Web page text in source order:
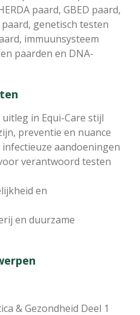
paard, GBED paard,
paard, genetisch testen
immuunsysteem
paarden en DNA-
in Equi-Care stijl
preventie en nuance
aandoeningen
verantwoord testen
en
en duurzame
& Gezondheid Deel 1